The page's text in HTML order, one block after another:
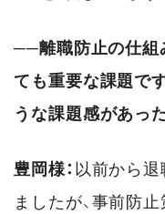
──離職防止の仕組
ても重要な課題で
うな課題感があっ
豊岡様：以前から
ましたが、事前防